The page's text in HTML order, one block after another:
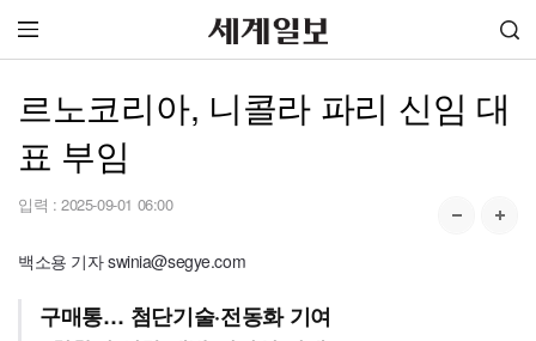
르노코리아, 니콜라 파리 신임 대
표 부임
입력 : 2025-09-01 06:00
백소용 기자 swinia@segye.com
구매통… 첨단기술·전동화 기여